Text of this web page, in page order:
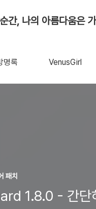
간, 나의 아름다움은
명록 VenusGirl
패치
1.8.0 - 간단